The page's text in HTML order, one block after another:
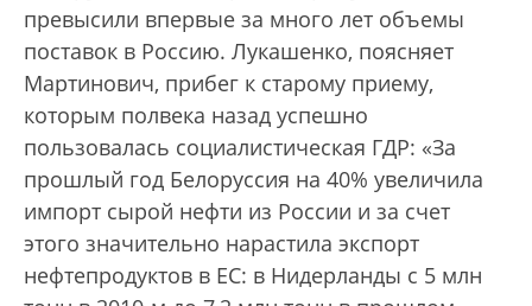
превысили впервые за много лет объемы
поставок в Россию. Лукашенко, поясняет
Мартинович, прибег к старому приему,
которым полвека назад успешно
пользовалась социалистическая ГДР: «За
прошлый год Белоруссия на 40% увеличила
импорт сырой нефти из России и за счет
этого значительно нарастила экспорт
нефтепродуктов в ЕС: в Нидерланды с 5 млн